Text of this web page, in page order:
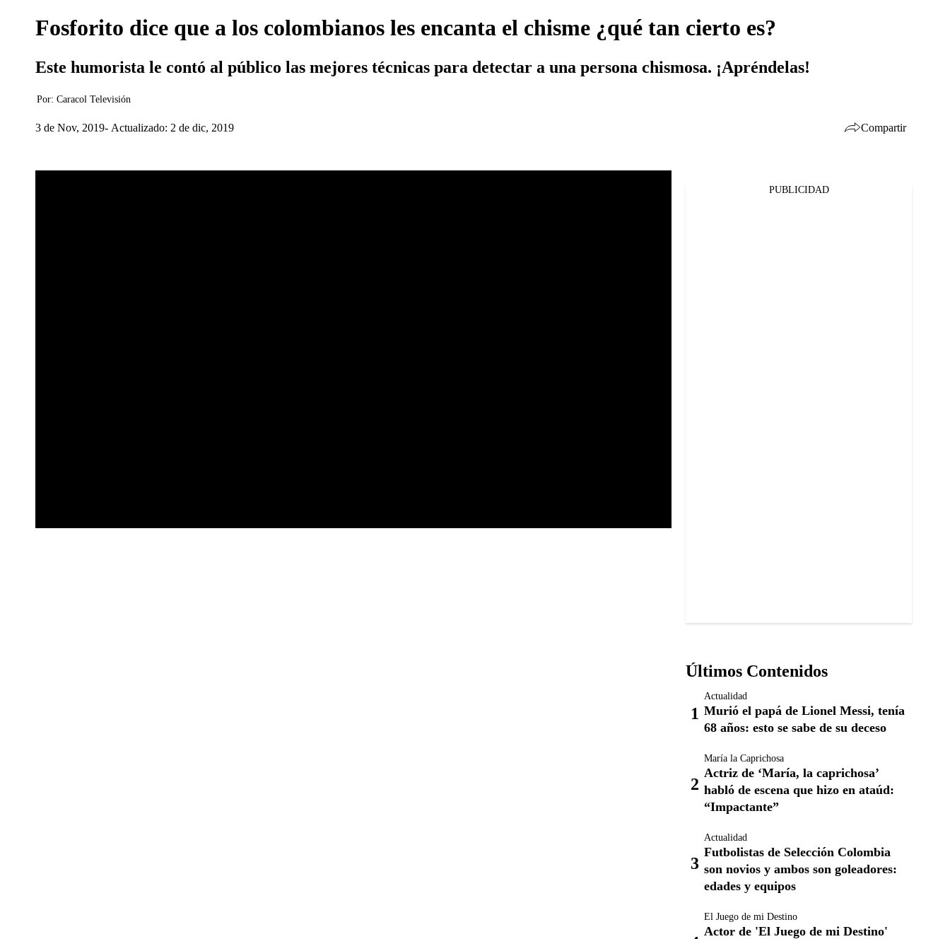
Fosforito dice que a los colombianos les encanta el chisme ¿qué tan cierto es?
Este humorista le contó al público las mejores técnicas para detectar a una persona chismosa. ¡Apréndelas!
Por: Caracol Televisión
3 de Nov, 2019 Actualizado: 2 de dic, 2019 Compartir
PUBLICIDAD
Últimos Contenidos
Actualidad
Murió el papá de Lionel Messi, tenía
68 años: esto se sabe de su deceso
María la Caprichosa
Actriz de ‘María, la caprichosa’
habló de escena que hizo en ataúd:
“Impactante”
Actualidad
Futbolistas de Selección Colombia
son novios y ambos son goleadores:
edades y equipos
El Juego de mi Destino
Actor de 'El Juego de mi Destino'